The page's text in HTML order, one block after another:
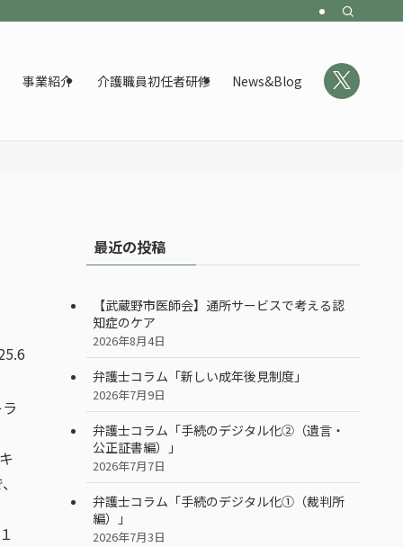
事業紹介 介護職員初任者研修 News&Blog
最近の投稿
【武蔵野市医師会】通所サービスで考える認
知症のケア
2026年8月4日
弁護士コラム「新しい成年後見制度」
2026年7月9日
弁護士コラム「手続のデジタル化②（遺言・
公正証書編）」
2026年7月7日
弁護士コラム「手続のデジタル化①（裁判所
編）」
2026年7月3日